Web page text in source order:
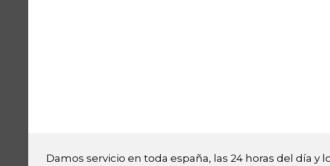
Damos servicio en toda españa, las 24 horas del día y